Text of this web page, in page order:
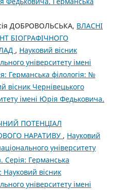
ДОБРОВОЛЬСЬКА, ВЛАСНІ
БІОГРАФІЧНОГО
, Науковий вісник
університету імені
Германська філологія: №
вісник Чернівецького
імені Юрія Федьковича.
ПОТЕНЦІАЛ
НАРАТИВУ , Науковий
університету
Серія: Германська
Науковий вісник
університету імені